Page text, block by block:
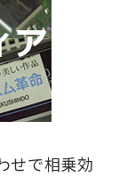
せで相乗効